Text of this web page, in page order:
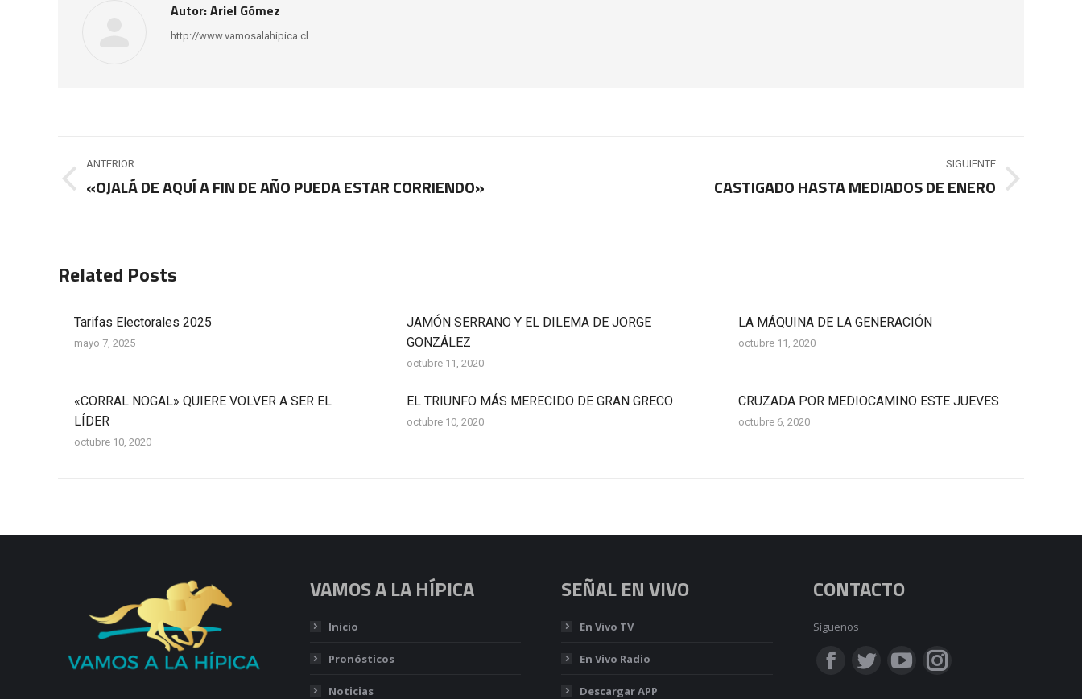
Autor:Ariel Gómez
http://www.vamosalahipica.cl
Navegación
entre
ANTERIOR
Publicación
«OJALÁ DE AQUÍ A FIN DE AÑO PUEDA ESTAR CORRIENDO»
SIGUIENTE
CASTIGADO HASTA MEDIADOS DE ENERO
Related Posts
Tarifas Electorales 2025
mayo 7, 2025
JAMÓN SERRANO Y EL DILEMA DE JORGE
GONZÁLEZ
octubre 11, 2020
LA MÁQUINA DE LA GENERACIÓN
octubre 11, 2020
«CORRAL NOGAL» QUIERE VOLVER A SER EL
LÍDER
octubre 10, 2020
EL TRIUNFO MÁS MERECIDO DE GRAN GRECO
octubre 10, 2020
CRUZADA POR MEDIOCAMINO ESTE JUEVES
octubre 6, 2020
VAMOS A LA HÍPICA
Inicio
Pronósticos
Noticias
SEÑAL EN VIVO
En Vivo TV
En Vivo Radio
Descargar APP
CONTACTO
Síguenos
Encuéntranos en:
FacebookTwitter
YouTubeInstagram